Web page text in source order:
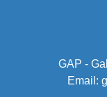
GAP -
Email: